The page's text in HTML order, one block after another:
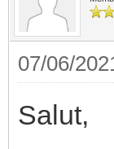
07/06/
Salut,